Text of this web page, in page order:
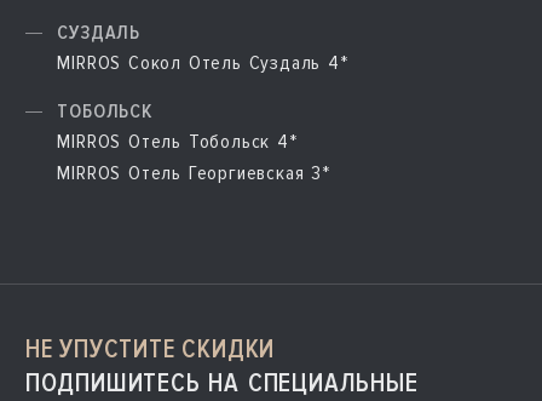
НЕ УПУСТИТЕ СКИДКИ
ПОДПИШИТЕСЬ НА СПЕЦИАЛЬНЫЕ
СУЗДАЛЬ
MIRROS Сокол Отель Суздаль 4*
ТОБОЛЬСК
MIRROS Отель Тобольск 4*
MIRROS Отель Георгиевская 3*